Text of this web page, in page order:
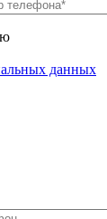
данных